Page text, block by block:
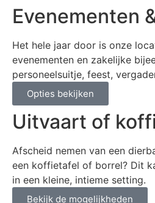
Evenementen
Het hele jaar door is onze
evenementen en zakelijke
personeelsuitje, feest,
Opties bekijken
Uitvaart of
Afscheid nemen van een
een koffietafel of borrel? Dit
in een kleine, intieme setting.
Bekijk de mogelijkheden